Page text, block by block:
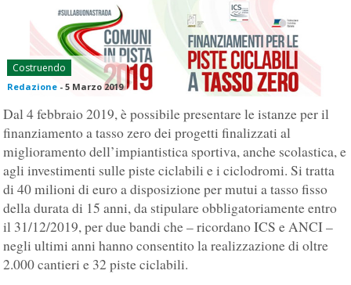
Costruendo
Redazione -5 Marzo 2019
Dal 4 febbraio 2019, è possibile presentare le istanze per il
finanziamento a tasso zero dei progetti finalizzati al
miglioramento dell’impiantistica sportiva, anche scolastica, e
agli investimenti sulle piste ciclabili e i ciclodromi. Si tratta
di 40 milioni di euro a disposizione per mutui a tasso fisso
della durata di 15 anni, da stipulare obbligatoriamente entro
il 31/12/2019, per due bandi che – ricordano ICS e ANCI –
negli ultimi anni hanno consentito la realizzazione di oltre
2.000 cantieri e 32 piste ciclabili.